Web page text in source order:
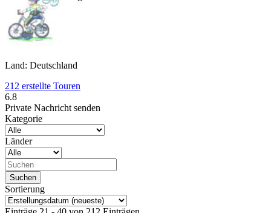
Land: Deutschland
212 erstellte Touren
6.8
Private Nachricht senden
Kategorie
Länder
Sortierung